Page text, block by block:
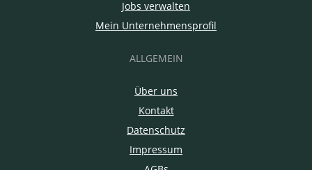
Jobs verwalten
Mein Unternehmensprofil
ALLGEMEIN
Über uns
Kontakt
Datenschutz
Impressum